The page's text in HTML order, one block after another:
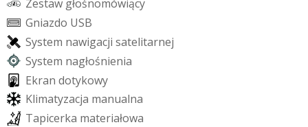
Zestaw głośnomówiący
Gniazdo USB
System nawigacji satelitarnej
System nagłośnienia
Ekran dotykowy
Klimatyzacja manualna
Tapicerka materiałowa